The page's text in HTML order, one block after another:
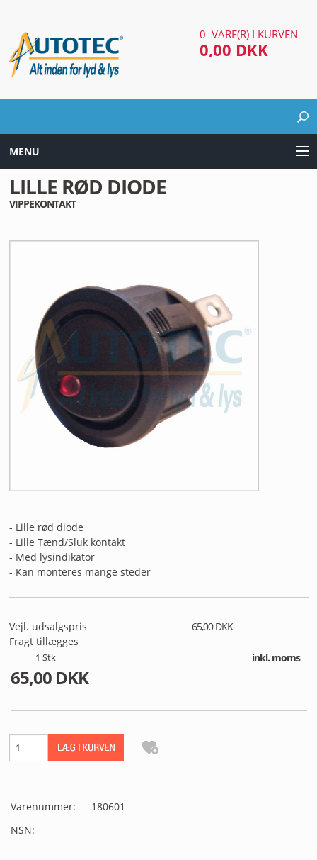
0 VARE(R) I KURVEN
0,00 DKK
MENU
LYD & LYS UDSTYR
EL UDSTYR
ANDET UDSTYR
RESTSALG
FORSIDE
RMA
HANDELSBETINGELSER
MIN PROFIL
B2B LOGIN
LILLE RØD DIODE
VIPPEKONTAKT
- Lille rød diode
- Lille Tænd/Sluk kontakt
- Med lysindikator
- Kan monteres mange steder
Vejl. udsalgspris
Fragt tillægges
65,00 DKK
1 Stk inkl. moms
65,00 DKK
Varenummer:
180601
NSN: